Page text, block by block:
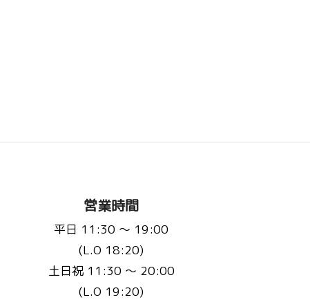
営業時間
平日 11:30 〜 19:00
(L.O 18:20)
土日祝 11:30 〜 20:00
(L.O 19:20)